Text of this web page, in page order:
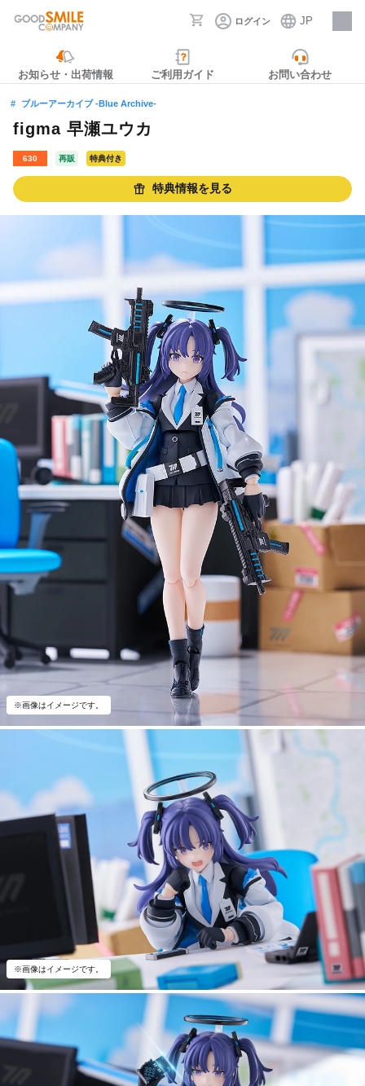
ログイン JP
採用情報
お知らせ・出荷情報 ご利用ガイド お問い合わせ
ブルーアーカイブ -Blue Archive-
figma 早瀬ユウカ
630 再販 特典付き
特典情報を見る
※画像はイメージです。
※画像はイメージです。